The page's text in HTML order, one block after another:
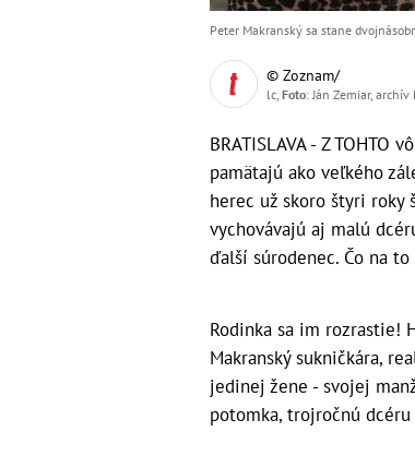
Peter Makranský sa stane
© Zoznam/
lc, Foto: Ján Zemiar, archív
BRATISLAVA - Z TOHTO
pamätajú ako veľkého
herec už skoro štyri roky
vychovávajú aj malú
ďalší súrodenec. Čo na
Rodinka sa im rozrastie!
Makranský sukničkára,
jedinej žene - svojej
potomka, trojročnú dcéru